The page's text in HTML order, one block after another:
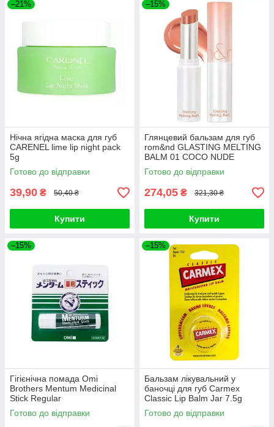
–21%
Нічна ягідна маска для губ
CARENEL lime lip night pack
5g
Готово до відправки
39,90 ₴ 50,40 ₴
Купити
–15%
Глянцевий бальзам для губ
rom&nd GLASTING MELTING
BALM 01 COCO NUDE
Готово до відправки
274,05 ₴ 321,30 ₴
Купити
–15%
Гігієнічна помада Omi
Brothers Mentum Medicinal
Stick Regular
Готово до відправки
–15%
Бальзам лікувальний у
баночці для губ Carmex
Classic Lip Balm Jar 7.5g
Готово до відправки